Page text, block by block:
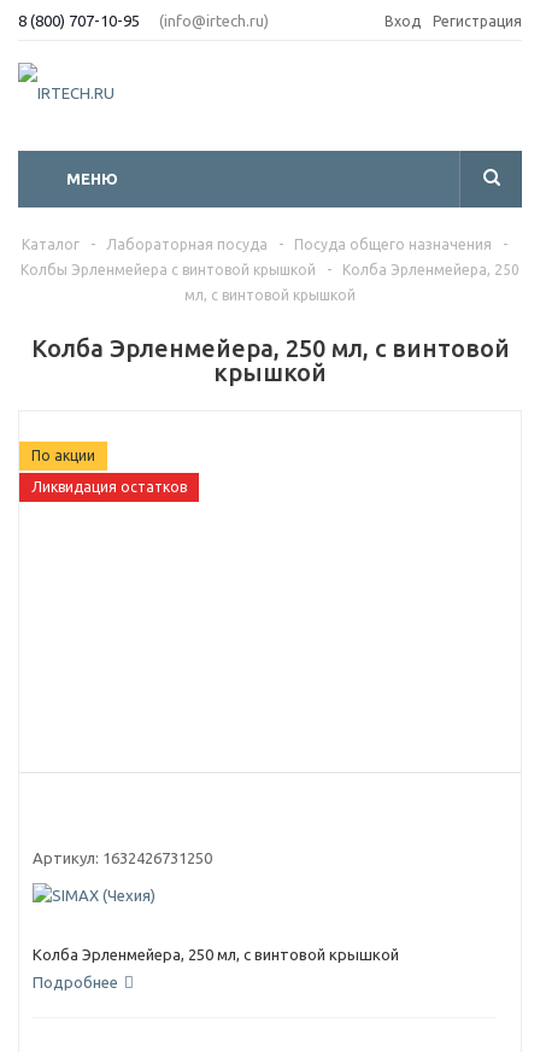
8 (800) 707-10-95 (info@irtech.ru) Вход Регистрация
МЕНЮ
Каталог - Лабораторная посуда - Посуда общего назначения
-
Колбы Эрленмейера с винтовой крышкой
-
Колба Эрленмейера, 250
мл, с винтовой крышкой
Колба Эрленмейера, 250 мл, с винтовой
крышкой
По акции
Ликвидация остатков
Артикул: 1632426731250
Колба Эрленмейера, 250 мл, с винтовой крышкой
Подробнее